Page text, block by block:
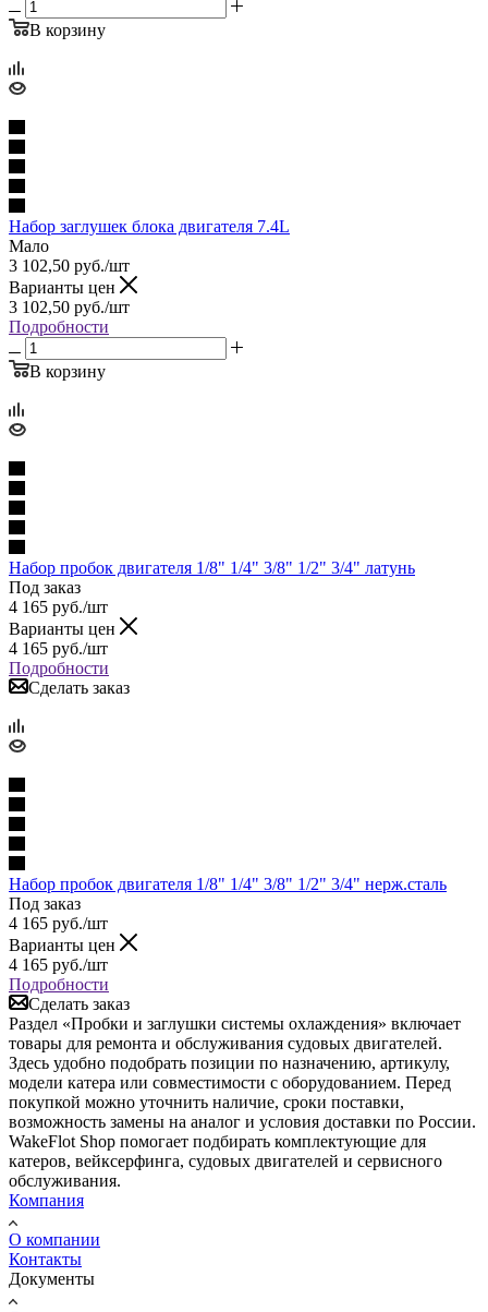
В корзину
Набор заглушек блока двигателя 7.4L
Мало
3 102,50 руб./шт
Варианты цен
3 102,50 руб./шт
Подробности
В корзину
Набор пробок двигателя 1/8" 1/4" 3/8" 1/2" 3/4" латунь
Под заказ
4 165 руб./шт
Варианты цен
4 165 руб./шт
Подробности
Сделать заказ
Набор пробок двигателя 1/8" 1/4" 3/8" 1/2" 3/4" нерж.сталь
Под заказ
4 165 руб./шт
Варианты цен
4 165 руб./шт
Подробности
Сделать заказ
Раздел «Пробки и заглушки системы охлаждения» включает
товары для ремонта и обслуживания судовых двигателей.
Здесь удобно подобрать позиции по назначению, артикулу,
модели катера или совместимости с оборудованием. Перед
покупкой можно уточнить наличие, сроки поставки,
возможность замены на аналог и условия доставки по России.
WakeFlot Shop помогает подбирать комплектующие для
катеров, вейксерфинга, судовых двигателей и сервисного
обслуживания.
Компания
О компании
Контакты
Документы